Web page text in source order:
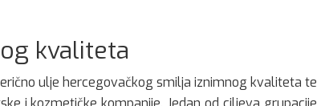
kvaliteta
ulje hercegovačkog smilja iznimnog kvaliteta te